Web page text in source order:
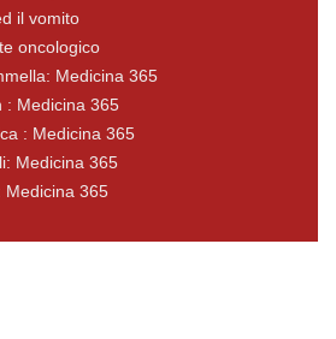
il vomito
oncologico
Medicina 365
: Medicina 365
: Medicina 365
Medicina 365
Medicina 365